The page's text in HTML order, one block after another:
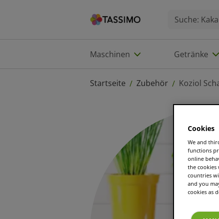
Maschinen Getränke
Startseite / Zubehör / Koziol
Cookies
We and
functions
online
the cookies
countries
and you
cookies as